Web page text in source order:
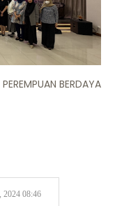
BERDAYA
2024 08:46